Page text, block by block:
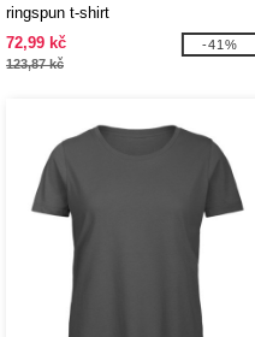
ringspun t-shirt
72,99 kč
123,87 kč
-41%